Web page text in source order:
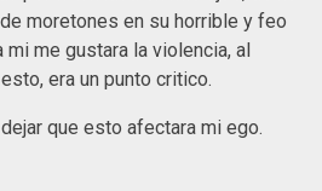
moretones en su horrible y feo
me gustara la violencia, al
era un punto critico.
que esto afectara mi ego.